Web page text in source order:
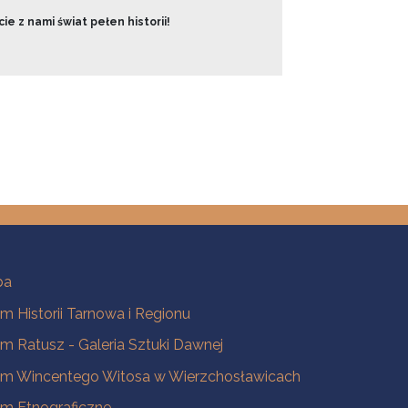
z nami świat pełen historii!
Historii Tarnowa i Regionu
Ratusz - Galeria Sztuki Dawnej
Wincentego Witosa w Wierzchosławicach